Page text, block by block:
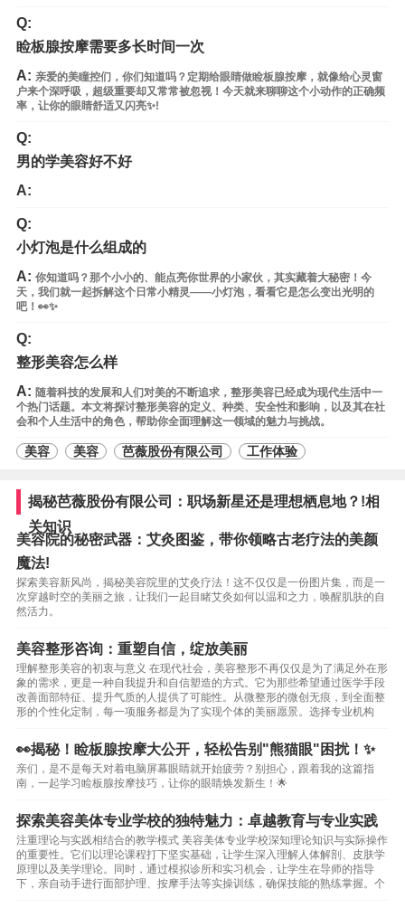
Q:
睑板腺按摩需要多长时间一次
A: 亲爱的美瞳控们，你们知道吗？定期给眼睛做睑板腺按摩，就像给心灵窗
户来个深呼吸，超级重要却又常常被忽视！今天就来聊聊这个小动作的正确频
率，让你的眼睛舒适又闪亮✨!
Q:
男的学美容好不好
A:
Q:
小灯泡是什么组成的
A: 你知道吗？那个小小的、能点亮你世界的小家伙，其实藏着大秘密！今
天，我们就一起拆解这个日常小精灵——小灯泡，看看它是怎么变出光明的
吧！👀✨
Q:
整形美容怎么样
A: 随着科技的发展和人们对美的不断追求，整形美容已经成为现代生活中一
个热门话题。本文将探讨整形美容的定义、种类、安全性和影响，以及其在社
会和个人生活中的角色，帮助你全面理解这一领域的魅力与挑战。
美容 美容 芭薇股份有限公司 工作体验
揭秘芭薇股份有限公司：职场新星还是理想栖息地？!相
关知识
美容院的秘密武器：艾灸图鉴，带你领略古老疗法的美颜
魔法!
探索美容新风尚，揭秘美容院里的艾灸疗法！这不仅仅是一份图片集，而是一
次穿越时空的美丽之旅，让我们一起目睹艾灸如何以温和之力，唤醒肌肤的自
然活力。
美容整形咨询：重塑自信，绽放美丽
理解整形美容的初衷与意义 在现代社会，美容整形不再仅仅是为了满足外在形
象的需求，更是一种自我提升和自信塑造的方式。它为那些希望通过医学手段
改善面部特征、提升气质的人提供了可能性。从微整形的微创无痕，到全面整
形的个性化定制，每一项服务都是为了实现个体的美丽愿景。选择专业机构
👀揭秘！睑板腺按摩大公开，轻松告别"熊猫眼"困扰！✨
亲们，是不是每天对着电脑屏幕眼睛就开始疲劳？别担心，跟着我的这篇指
南，一起学习睑板腺按摩技巧，让你的眼睛焕发新生！🌟
探索美容美体专业学校的独特魅力：卓越教育与专业实践
注重理论与实践相结合的教学模式 美容美体专业学校深知理论知识与实际操作
的重要性。它们以理论课程打下坚实基础，让学生深入理解人体解剖、皮肤学
原理以及美学理论。同时，通过模拟诊所和实习机会，让学生在导师的指导
下，亲自动手进行面部护理、按摩手法等实操训练，确保技能的熟练掌握。个